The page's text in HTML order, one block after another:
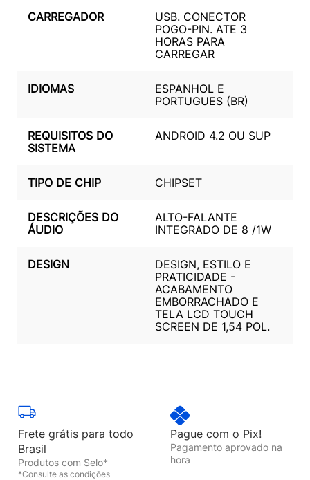
CARREGADOR
USB. CONECTOR
POGO-PIN. ATE 3
HORAS PARA
CARREGAR
IDIOMAS
ESPANHOL E
PORTUGUES (BR)
REQUISITOS DO
SISTEMA
ANDROID 4.2 OU SUP
TIPO DE CHIP CHIPSET
DESCRIÇÕES DO
ÁUDIO
ALTO-FALANTE
INTEGRADO DE 8 /1W
DESIGN
DESIGN, ESTILO E
PRATICIDADE -
ACABAMENTO
EMBORRACHADO E
TELA LCD TOUCH
SCREEN DE 1,54 POL.
Frete grátis para todo
Brasil
Produtos com Selo*
*Consulte as condições
Pague com o Pix!
Pagamento aprovado na
hora